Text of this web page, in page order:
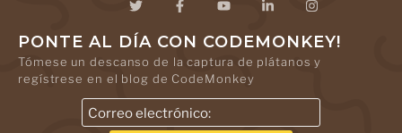
PONTE AL DÍA CON CODEMONKEY!
Tómese un descanso de la captura de plátanos y
regístrese en el blog de CodeMonkey